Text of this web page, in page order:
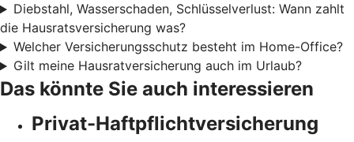
Diebstahl, Wasserschaden, Schlüsselverlust: Wann zahlt
die Hausratsversicherung was?
Welcher Versicherungsschutz besteht im Home-Office?
Gilt meine Hausratversicherung auch im Urlaub?
Das könnte Sie auch interessieren
Privat-Haftpflichtversicherung